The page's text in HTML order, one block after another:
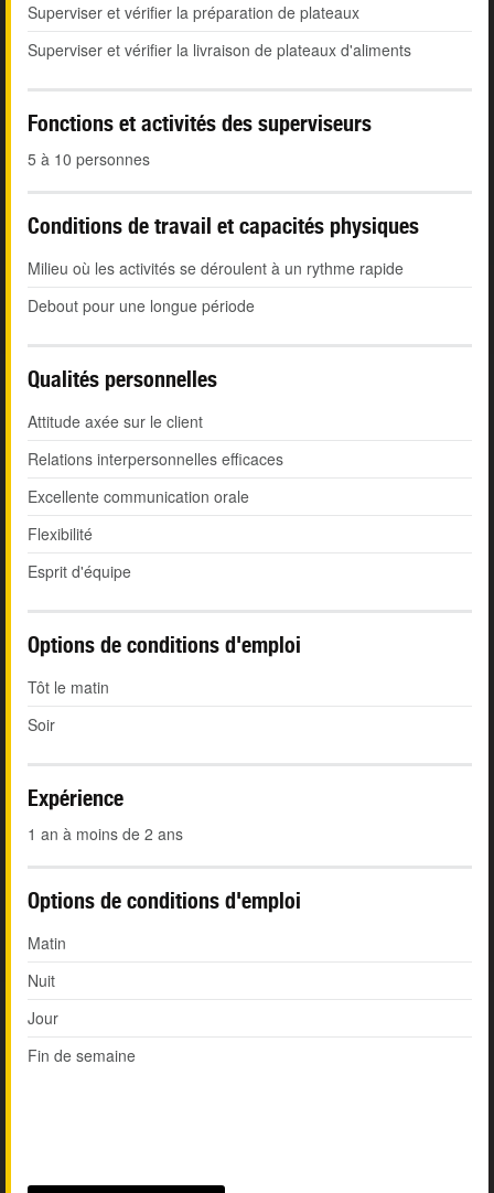
Superviser et vérifier la préparation de plateaux
Superviser et vérifier la livraison de plateaux d'aliments
Fonctions et activités des superviseurs
5 à 10 personnes
Conditions de travail et capacités physiques
Milieu où les activités se déroulent à un rythme rapide
Debout pour une longue période
Qualités personnelles
Attitude axée sur le client
Relations interpersonnelles efficaces
Excellente communication orale
Flexibilité
Esprit d'équipe
Options de conditions d'emploi
Tôt le matin
Soir
Expérience
1 an à moins de 2 ans
Options de conditions d'emploi
Matin
Nuit
Jour
Fin de semaine